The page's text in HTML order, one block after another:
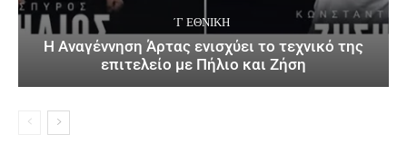
΄Γ ΕΘΝΙΚΉ
Η Αναγέννηση Άρτας ενισχύει το τεχνικό της
επιτελείο με Πήλιο και Ζήση